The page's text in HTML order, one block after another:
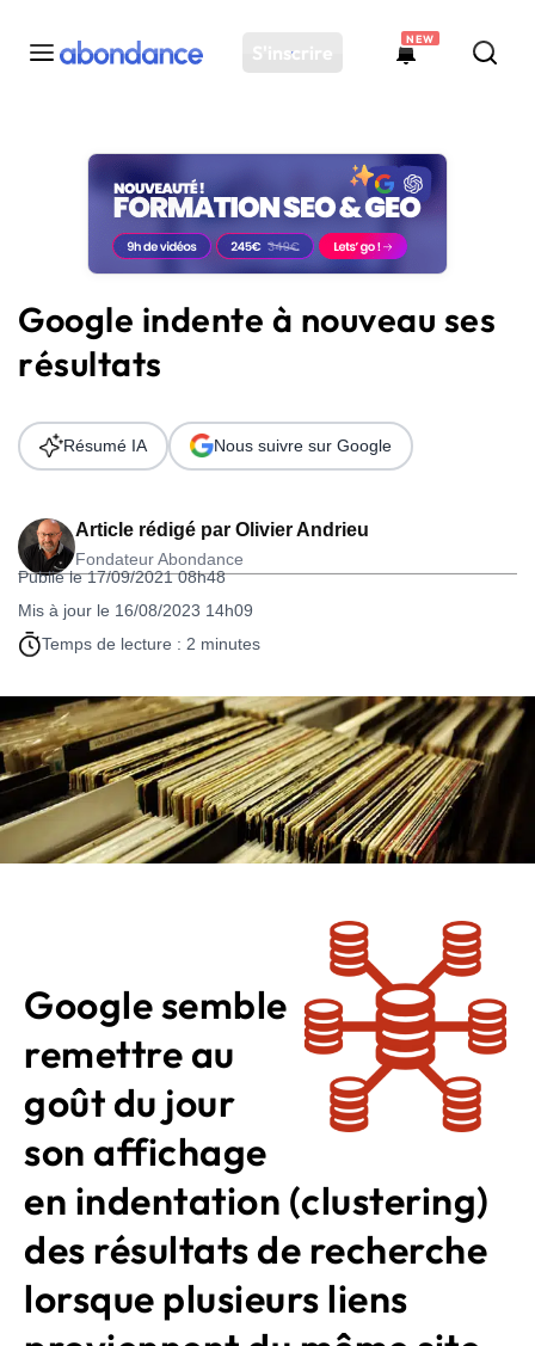
S'inscrire
NEW
Toutes les actus
Actus SEO
Plateforme
Solutions
Ressources
Audit SEO
Google indente à nouveau ses
résultats
Article rédigé par Olivier Andrieu
Fondateur Abondance
Publié le 17/09/2021 08h48
Mis à jour le 16/08/2023 14h09
Temps de lecture : 2 minutes
Résumé IA Nous suivre sur Google
Google semble
remettre au
goût du jour
son affichage
en indentation (clustering)
des résultats de recherche
lorsque plusieurs liens